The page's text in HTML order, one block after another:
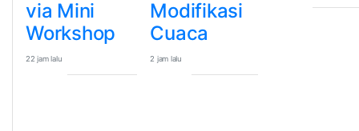
via Mini
Workshop
22 jam lalu
Modifikasi
Cuaca
2 jam lalu